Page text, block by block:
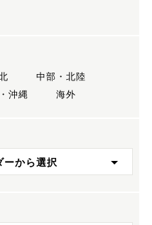
中部・北陸
沖縄 海外
ーから選択